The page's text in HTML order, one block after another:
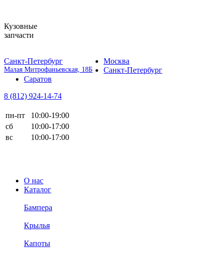
Кузовные
запчасти
Санкт-Петербург
Малая Митрофаньевская, 18Б
Москва
Санкт-Петербург
Саратов
8 (812) 924-14-74
пн-пт
10:00-19:00
сб
10:00-17:00
вс
10:00-17:00
О нас
Каталог
Бампера
Крылья
Капоты